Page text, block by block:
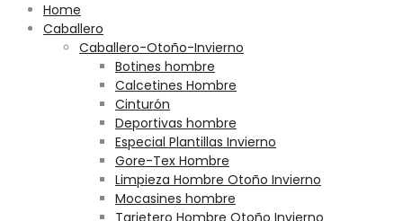
Home
Caballero
Caballero-Otoño-Invierno
Botines hombre
Calcetines Hombre
Cinturón
Deportivas hombre
Especial Plantillas Invierno
Gore-Tex Hombre
Limpieza Hombre Otoño Invierno
Mocasines hombre
Tarjetero Hombre Otoño Invierno